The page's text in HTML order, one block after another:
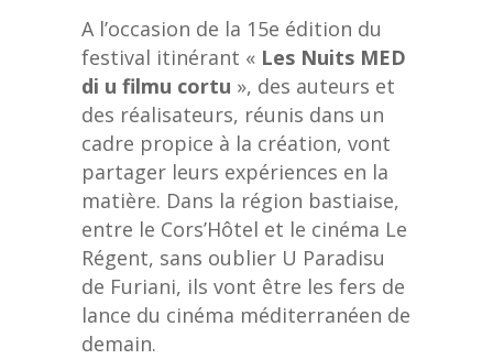
A l’occasion de la 15e édition du
festival itinérant « Les Nuits MED
di u filmu cortu », des auteurs et
des réalisateurs, réunis dans un
cadre propice à la création, vont
partager leurs expériences en la
matière. Dans la région bastiaise,
entre le Cors’Hôtel et le cinéma Le
Régent, sans oublier U Paradisu
de Furiani, ils vont être les fers de
lance du cinéma méditerranéen de
demain.